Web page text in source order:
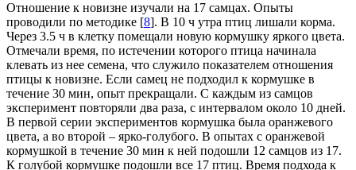
Отношение к новизне изучали на 17 самцах. Опыты
проводили по методике [8]. В 10 ч утра птиц лишали корма.
Через 3.5 ч в клетку помещали новую кормушку яркого цвета.
Отмечали время, по истечении которого птица начинала
клевать из нее семена, что служило показателем отношения
птицы к новизне. Если самец не подходил к кормушке в
течение 30 мин, опыт прекращали. С каждым из самцов
эксперимент повторяли два раза, с интервалом около 10 дней.
В первой серии экспериментов кормушка была оранжевого
цвета, а во второй – ярко-голубого. В опытах с оранжевой
кормушкой в течение 30 мин к ней подошли 12 самцов из 17.
К голубой кормушке подошли все 17 птиц. Время подхода к